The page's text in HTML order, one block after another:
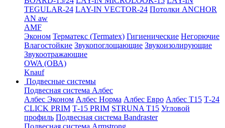
TEGULAR-24 LAY-IN VECTOR-24 Потолки ANCHOR
AN aw
AMF
Эконом Терматекс (Termatex) Гигиенические Негорючие
Влагостойкие Звукопоглощающие Звукоизолирующие
Звукоотражающие
OWA (ОВА)
Knauf
Подвесные системы
Подвесная система Албес
Албес Эконом Албес Норма Албес Евро Албес T15 Т-24
CLICK PRIM Т-15 PRIM STRUNA Т15 Угловой
профиль Подвесная система Bandraster
Подвесная система Armstrong